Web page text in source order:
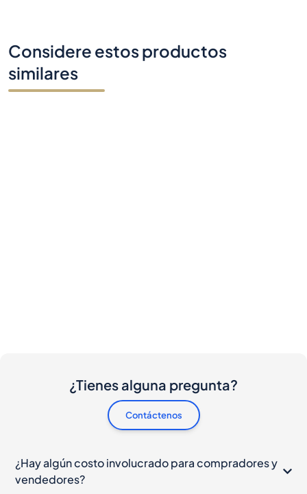
Considere estos productos
similares
¿Tienes alguna pregunta?
Contáctenos
¿Hay algún costo involucrado para compradores y
vendedores?